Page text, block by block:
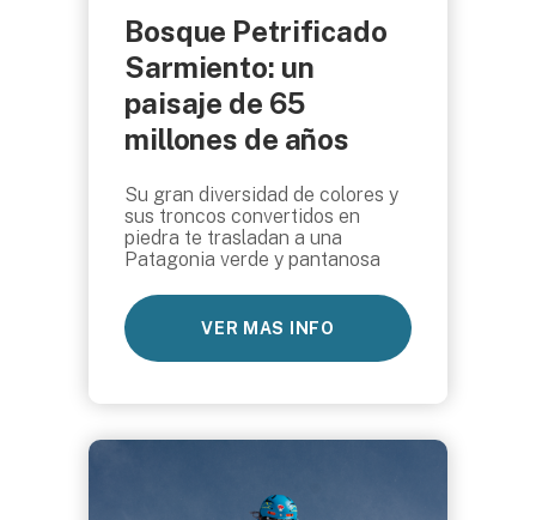
Bosque Petrificado
Sarmiento: un
paisaje de 65
millones de años
Su gran diversidad de colores y
sus troncos convertidos en
piedra te trasladan a una
Patagonia verde y pantanosa
VER MAS INFO